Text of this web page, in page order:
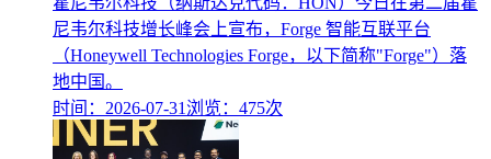
尼韦尔科技增长峰会上宣布，Forge 智能互联平台
（Honeywell Technologies Forge，以下简称"Forge"）落
地中国。
时间：2026-07-31 浏览：475次